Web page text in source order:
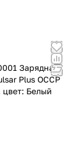
Зарядная
Plus OCCP
цвет: Белый